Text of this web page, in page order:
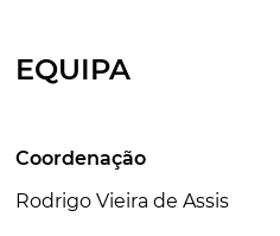
EQUIPA
Coordenação
Rodrigo Vieira de Assis